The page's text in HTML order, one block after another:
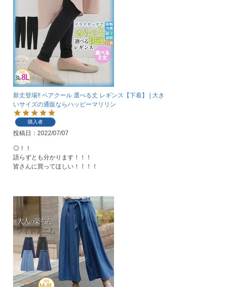
新丈登場!! ペアクール 選べる丈 レギンス【下着】 | 大き
いサイズの通販ならハッピーマリリン
購入者
投稿日 2022/07/07
◎！！
語らずとも分かります！！！
皆さんに買ってほしい！！！！